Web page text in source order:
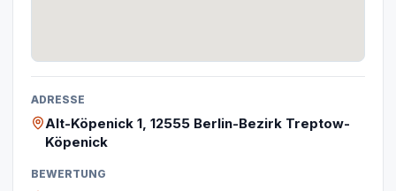
ADRESSE
Alt-Köpenick 1, 12555 Berlin-Bezirk Treptow-
Köpenick
BEWERTUNG